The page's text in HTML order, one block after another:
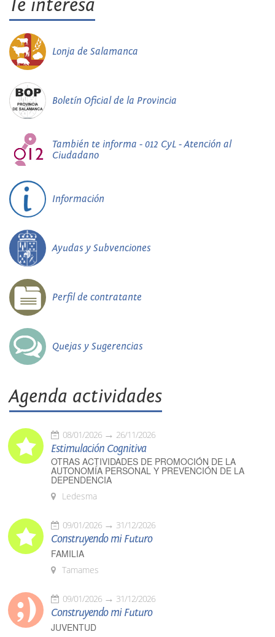
Te interesa
Lonja de Salamanca
Boletín Oficial de la Provincia
También te informa - 012 CyL - Atención al
Ciudadano
Información
Ayudas y Subvenciones
Perfil de contratante
Quejas y Sugerencias
Agenda actividades
08/01/2026 26/11/2026
Estimulación Cognitiva
OTRAS ACTIVIDADES DE PROMOCIÓN DE LA
AUTONOMÍA PERSONAL Y PREVENCIÓN DE LA
DEPENDENCIA
Ledesma
09/01/2026 31/12/2026
Construyendo mi Futuro
FAMILIA
Tamames
09/01/2026 31/12/2026
Construyendo mi Futuro
JUVENTUD